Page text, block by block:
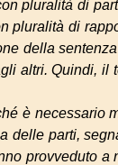
pluralità di
pluralità di
della
altri. Quindi,
è necessario
delle parti,
provveduto a